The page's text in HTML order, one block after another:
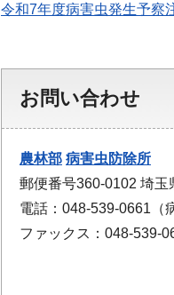
令和7年度病害虫発生予察
お問い合わせ
農林部 病害虫防除所
郵便番号360-0102 埼
電話：048-539-0661（
ファックス：048-539-